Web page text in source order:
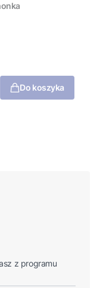
Do koszyka
z programu